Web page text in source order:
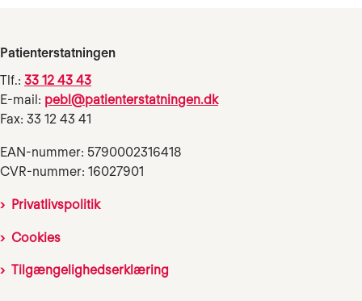
Patienterstatningen
Tlf.: 33 12 43 43
E-mail: pebl@patienterstatningen.dk
Fax: 33 12 43 41
EAN-nummer: 5790002316418
CVR-nummer: 16027901
Privatlivspolitik
Cookies
Tilgængelighedserklæring